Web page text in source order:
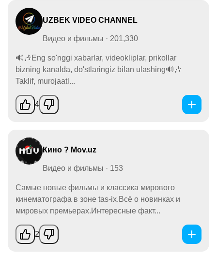
UZBEK VIDEO CHANNEL
Видео и фильмы · 201,330
🔊🎶Eng so'nggi xabarlar, videokliplar, prikollar
bizning kanalda, do'stlaringiz bilan ulashing🔊🎶
Taklif, murojaatl...
4
Кино ? Mov.uz
Видео и фильмы · 153
Самые новые фильмы и классика мирового
кинематографа в зоне tas-ix.Всё о новинках и
мировых премьерах.Интересные факт...
2